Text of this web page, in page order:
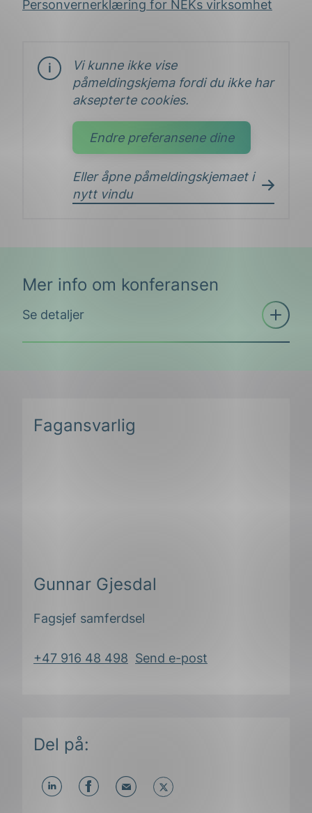
traksjonssystemer
for banestrømforsynings- og
kontaktledningsanlegg iht. EN 50126, og
identifiserer nødvendige tiltak, blant annet
gjennom andre standarder.
Personvernerklæring for NEKs virksomhet
Vi kunne ikke vise
påmeldingskjema fordi du ikke har
aksepterte cookies.
Endre preferansene dine
Eller åpne påmeldingskjemaet i
nytt vindu
Mer info om konferansen
Se detaljer
Åpne
trekkspill
Fagansvarlig
Gunnar Gjesdal
Fagsjef samferdsel
+47 916 48 498 Send e-post
Del på: